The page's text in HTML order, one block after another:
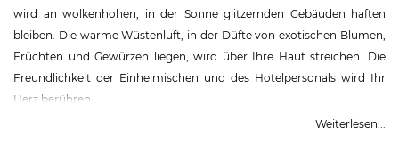
wird an wolkenhohen, in der Sonne glitzernden Gebäuden haften
bleiben. Die warme Wüstenluft, in der Düfte von exotischen Blumen,
Früchten und Gewürzen liegen, wird über Ihre Haut streichen. Die
Freundlichkeit der Einheimischen und des Hotelpersonals wird Ihr
Herz berühren.
Weiterlesen...